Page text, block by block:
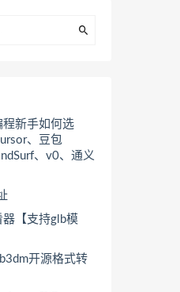
程新手如何选
、豆包
、v0、通义
器【支持glb模
开源格式转